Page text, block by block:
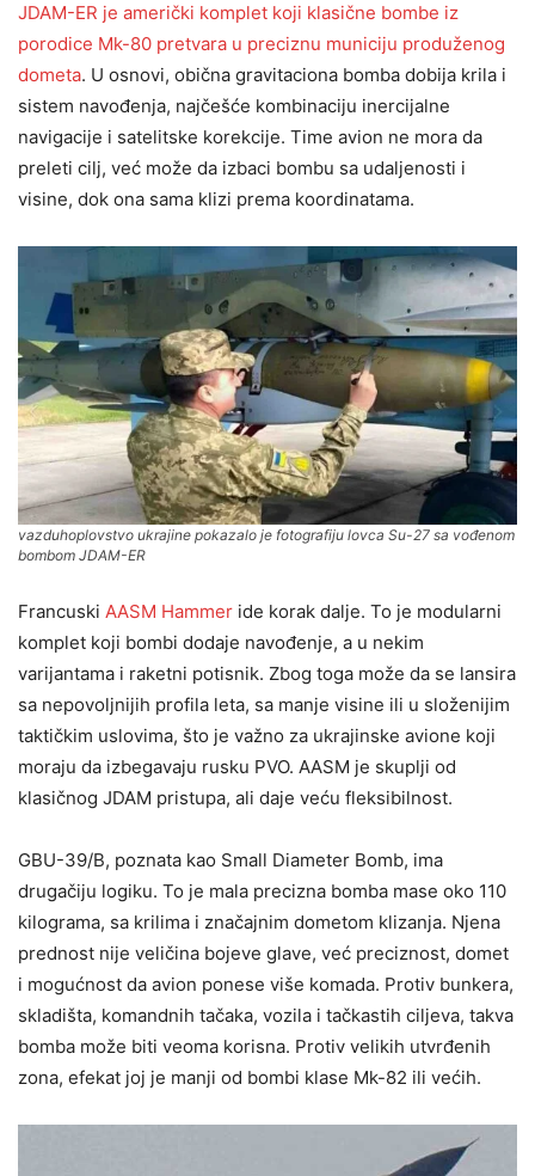
JDAM-ER je američki komplet koji klasične bombe iz
porodice Mk-80 pretvara u preciznu municiju produženog
dometa. U osnovi, obična gravitaciona bomba dobija krila i
sistem navođenja, najčešće kombinaciju inercijalne
navigacije i satelitske korekcije. Time avion ne mora da
preleti cilj, već može da izbaci bombu sa udaljenosti i
visine, dok ona sama klizi prema koordinatama.
vazduhoplovstvo ukrajine pokazalo je fotografiju lovca Su-27 sa vođenom
bombom JDAM-ER
Francuski AASM Hammer ide korak dalje. To je modularni
komplet koji bombi dodaje navođenje, a u nekim
varijantama i raketni potisnik. Zbog toga može da se lansira
sa nepovoljnijih profila leta, sa manje visine ili u složenijim
taktičkim uslovima, što je važno za ukrajinske avione koji
moraju da izbegavaju rusku PVO. AASM je skuplji od
klasičnog JDAM pristupa, ali daje veću fleksibilnost.
GBU-39/B, poznata kao Small Diameter Bomb, ima
drugačiju logiku. To je mala precizna bomba mase oko 110
kilograma, sa krilima i značajnim dometom klizanja. Njena
prednost nije veličina bojeve glave, već preciznost, domet
i mogućnost da avion ponese više komada. Protiv bunkera,
skladišta, komandnih tačaka, vozila i tačkastih ciljeva, takva
bomba može biti veoma korisna. Protiv velikih utvrđenih
zona, efekat joj je manji od bombi klase Mk-82 ili većih.